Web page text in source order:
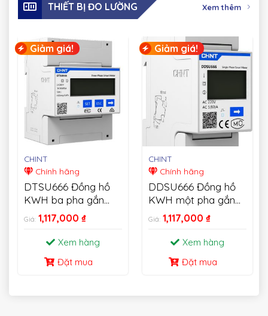
THIẾT BỊ ĐO LƯỜNG Xem thêm
Giảm giá!
CHINT
Chính hãng
DTSU666 Đồng hồ
KWH ba pha gắn
trên thanh Din
Giá: 1,117,000 ₫
Xem hàng
Đặt mua
Giảm giá!
CHINT
Chính hãng
DDSU666 Đồng hồ
KWH một pha gắn
trên thanh Din
Giá: 1,117,000 ₫
Xem hàng
Đặt mua